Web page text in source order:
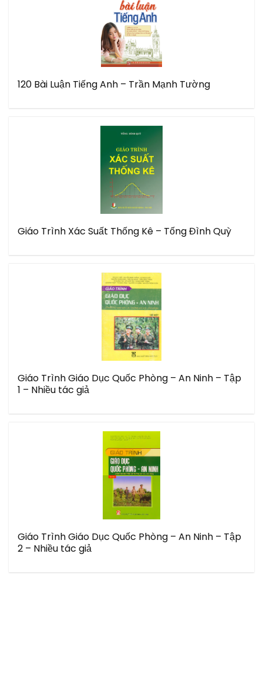
120 Bài Luận Tiếng Anh – Trần Mạnh Tường
Giáo Trình Xác Suất Thống Kê – Tống Đình Quỳ
Giáo Trình Giáo Dục Quốc Phòng – An Ninh – Tập
1 – Nhiều tác giả
Giáo Trình Giáo Dục Quốc Phòng – An Ninh – Tập
2 – Nhiều tác giả